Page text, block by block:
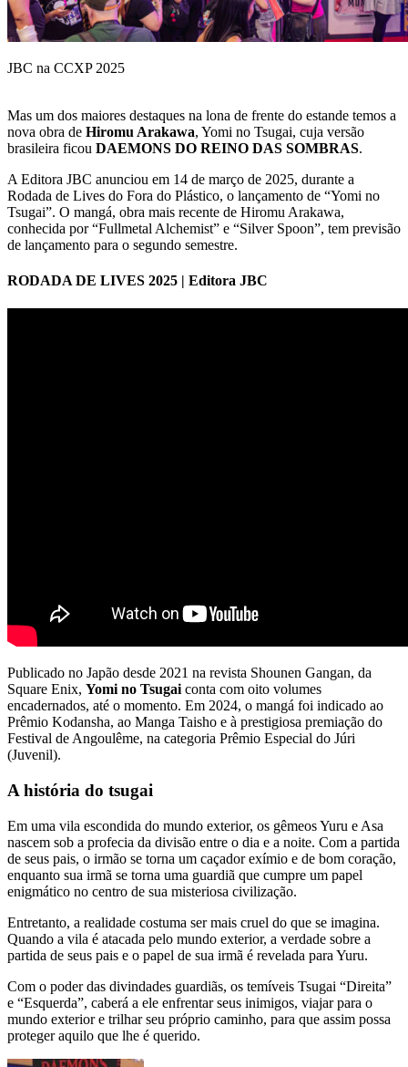
JBC na CCXP 2025
Mas um dos maiores destaques na lona de frente do estande temos a
nova obra de Hiromu Arakawa, Yomi no Tsugai, cuja versão
brasileira ficou DAEMONS DO REINO DAS SOMBRAS.
A Editora JBC anunciou em 14 de março de 2025, durante a
Rodada de Lives do Fora do Plástico, o lançamento de “Yomi no
Tsugai”. O mangá, obra mais recente de Hiromu Arakawa,
conhecida por “Fullmetal Alchemist” e “Silver Spoon”, tem previsão
de lançamento para o segundo semestre.
RODADA DE LIVES 2025 | Editora JBC
Publicado no Japão desde 2021 na revista Shounen Gangan, da
Square Enix, Yomi no Tsugai conta com oito volumes
encadernados, até o momento. Em 2024, o mangá foi indicado ao
Prêmio Kodansha, ao Manga Taisho e à prestigiosa premiação do
Festival de Angoulême, na categoria Prêmio Especial do Júri
(Juvenil).
A história do tsugai
Em uma vila escondida do mundo exterior, os gêmeos Yuru e Asa
nascem sob a profecia da divisão entre o dia e a noite. Com a partida
de seus pais, o irmão se torna um caçador exímio e de bom coração,
enquanto sua irmã se torna uma guardiã que cumpre um papel
enigmático no centro de sua misteriosa civilização.
Entretanto, a realidade costuma ser mais cruel do que se imagina.
Quando a vila é atacada pelo mundo exterior, a verdade sobre a
partida de seus pais e o papel de sua irmã é revelada para Yuru.
Com o poder das divindades guardiãs, os temíveis Tsugai “Direita”
e “Esquerda”, caberá a ele enfrentar seus inimigos, viajar para o
mundo exterior e trilhar seu próprio caminho, para que assim possa
proteger aquilo que lhe é querido.